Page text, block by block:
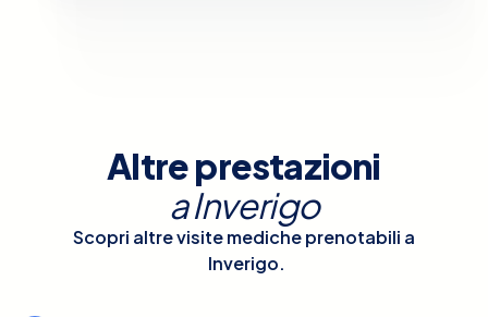
Altre prestazioni
aInverigo
Scopri altre visite mediche prenotabili a
Inverigo.